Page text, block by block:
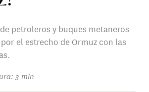
petroleros y buques metaneros
el estrecho de Ormuz con las
3 min